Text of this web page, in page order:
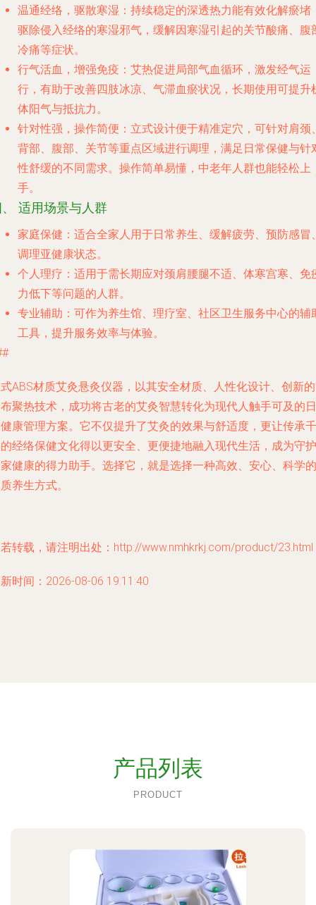
温通经络，驱散寒湿 ：持续稳定的深透热力能有效化解瘀堵
驱除侵入经络的寒湿邪气，缓解因寒湿引起的关节酸痛、腹
冷痛等症状。
行气活血，增强免疫 ：艾热促进局部气血循环，激发经气运
行，有助于改善四肢冰凉、气滞血瘀状况，长期使用可提升
体阳气与抵抗力。
针对性强，操作简便 ：立式设计便于精准定穴，可针对肩颈
背部、腹部、关节等重点区域进行调理，满足日常保健与针
性舒缓的不同需求。操作简单易懂，中老年人群也能轻松上
手。
适用场景与人群
家庭保健 ：适合全家人用于日常养生、缓解疲劳、预防感冒
调理亚健康状态。
个人理疗 ：适用于需长期应对颈肩腰腿不适、体寒宫寒、免
力低下等问题的人群。
专业辅助 ：可作为养生馆、理疗室、社区卫生服务中心的辅
工具，提升服务效率与体验。
ABS材质艾灸悬灸仪器，以其安全材质、人性化设计、创新
聚热技术，成功将古老的艾灸智慧转化为现代人触手可及的日
康管理方案。它不仅提升了艾灸的效果与舒适度，更让传承千
经络保健文化得以更安全、更便捷地融入现代生活，成为守护
健康的得力助手。选择它，就是选择一种高效、安心、科学的
养生方式。
转载，请注明出处：http://www.nmhkrkj.com/product/23.html
时间：2026-08-06 19:11:40
产品列表
PRODUCT